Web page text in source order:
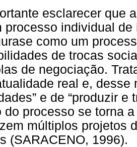
esclarecer que
processo individual
como um
de trocas
de negociação.
real e, desse
e de “produzir
do processo se torna
múltiplos projetos
(SARACENO, 1996).